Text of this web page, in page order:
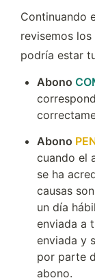
Continuando
revisemos los
podría estar
Abono
Abono
cuando el
se ha
causas
un día
enviada a
enviada y
por parte
abono.